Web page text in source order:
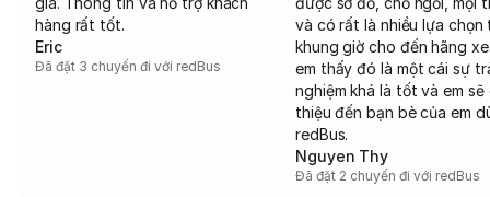
hàng rất tốt.
Eric
Đã đặt 3 chuyến đi với redBus
và có rất là nhiều lựa chọn
khung giờ cho đến hãng
em thấy đó là một cái sự
nghiệm khá là tốt và em sẽ
thiệu đến bạn bè của em
redBus.
Nguyen Thy
Đã đặt 2 chuyến đi với redBus